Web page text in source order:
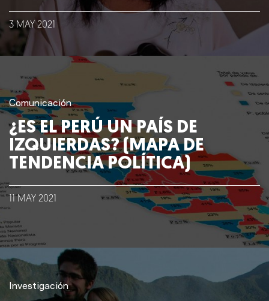
3 MAY 2021
Comunicación
¿ES EL PERÚ UN PAÍS DE
IZQUIERDAS? (MAPA DE
TENDENCIA POLÍTICA)
11 MAY 2021
Investigación